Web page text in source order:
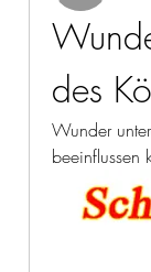
des
Wunder
beeinflussen